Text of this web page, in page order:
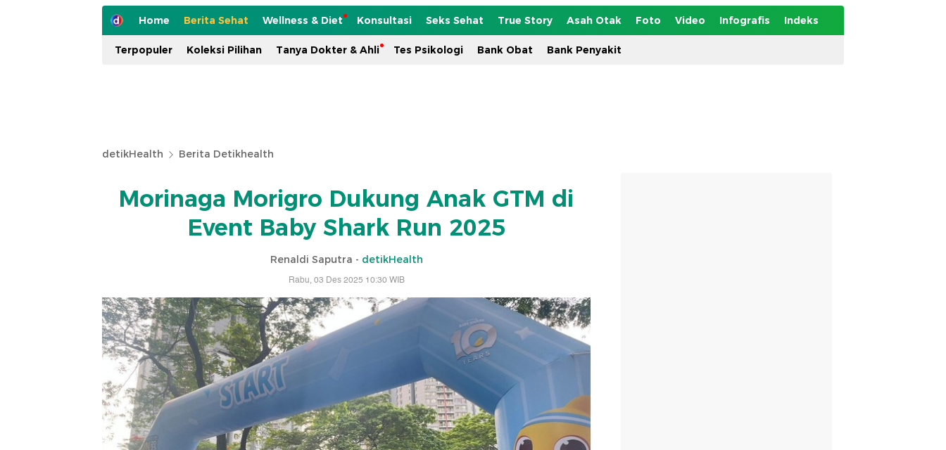
Home Berita Sehat Wellness & Diet Konsultasi Seks Sehat True Story Asah Otak Foto Video Infografis Indeks
Terpopuler Koleksi Pilihan Tanya Dokter & Ahli Tes Psikologi Bank Obat Bank Penyakit
detikHealth Berita Detikhealth
Morinaga Morigro Dukung Anak GTM di
Event Baby Shark Run 2025
Renaldi Saputra - detikHealth
Rabu, 03 Des 2025 10:30 WIB